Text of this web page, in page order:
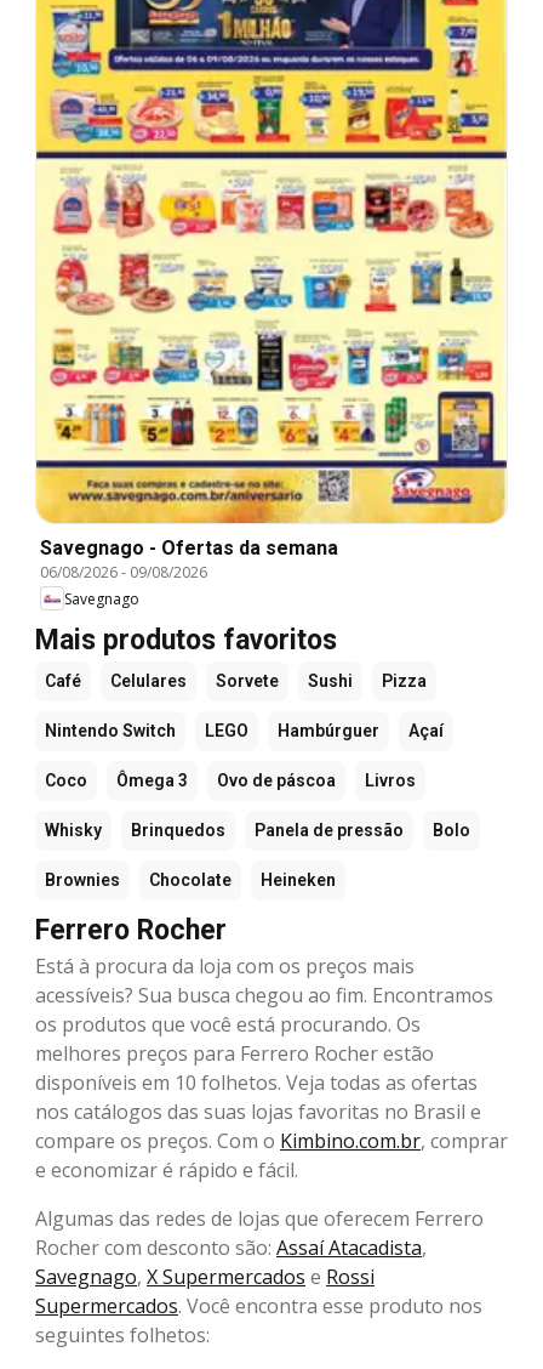
Savegnago - Ofertas da semana
06/08/2026- 09/08/2026
Savegnago
Mais produtos favoritos
Café Celulares Sorvete Sushi Pizza
Nintendo Switch LEGO Hambúrguer Açaí
Coco Ômega 3 Ovo de páscoa Livros
Whisky Brinquedos Panela de pressão Bolo
Brownies Chocolate Heineken
Ferrero Rocher
Está à procura da loja com os preços mais
acessíveis? Sua busca chegou ao fim. Encontramos
os produtos que você está procurando. Os
melhores preços para Ferrero Rocher estão
disponíveis em 10 folhetos. Veja todas as ofertas
nos catálogos das suas lojas favoritas no Brasil e
compare os preços. Com o Kimbino.com.br, comprar
e economizar é rápido e fácil.
Algumas das redes de lojas que oferecem Ferrero
Rocher com desconto são: Assaí Atacadista,
Savegnago, X Supermercados e Rossi
Supermercados. Você encontra esse produto nos
seguintes folhetos: